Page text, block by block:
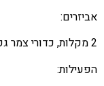
אביזרים:
2 מקלות, כדורי צמר גפן, 2 קערות
הפעילות: